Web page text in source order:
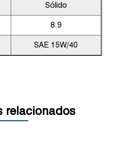
Sólido
8.9
SAE 15W/40
relacionados